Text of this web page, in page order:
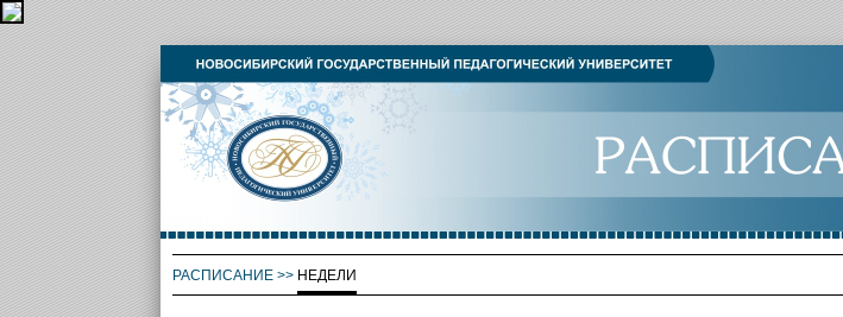
РАСПИСАНИЕ>> НЕДЕЛИ